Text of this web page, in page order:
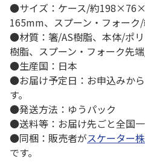
●サイズ：ケース/約
165mm、スプーン・フォー
●材質：箸/AS樹脂、本体/ポ
樹脂、スプーン・フォーク先
●生産国：日本
●お届け予定日：お申込みか
す。
●発送方法：ゆうパック
●送料等：お届け先ごと全国
●同梱：販売者がスケーター
です。